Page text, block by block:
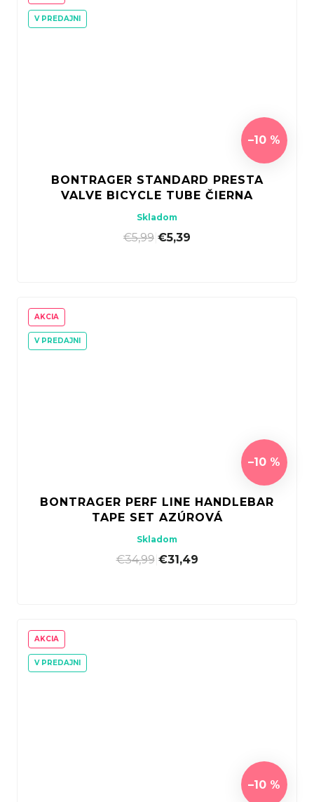
V PREDAJNI
–10 %
BONTRAGER STANDARD PRESTA
VALVE BICYCLE TUBE ČIERNA
Skladom
€5,99 €5,39
AKCIA
V PREDAJNI
–10 %
BONTRAGER PERF LINE HANDLEBAR
TAPE SET AZÚROVÁ
Skladom
€34,99| €31,49
AKCIA
V PREDAJNI
–10 %